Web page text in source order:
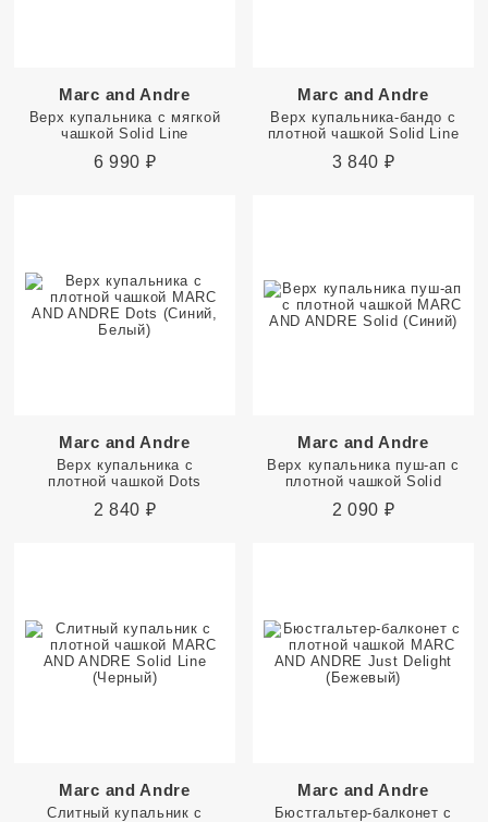
Marc and Andre
Верх купальника с мягкой
чашкой Solid Line
6 990 ₽
Marc and Andre
Верх купальника-бандо с
плотной чашкой Solid Line
3 840 ₽
Marc and Andre
Верх купальника с
плотной чашкой Dots
2 840 ₽
Marc and Andre
Верх купальника пуш-ап с
плотной чашкой Solid
2 090 ₽
Marc and Andre
Слитный купальник с
Marc and Andre
Бюстгальтер-балконет с